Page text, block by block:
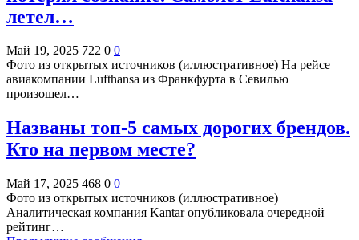
летел…
Май 19, 2025 722 0 0
Фото из открытых источников (иллюстративное) На рейсе
авиакомпании Lufthansa из Франкфурта в Севилью
произошел…
Названы топ-5 самых дорогих брендов.
Кто на первом месте?
Май 17, 2025 468 0 0
Фото из открытых источников (иллюстративное)
Аналитическая компания Kantar опубликовала очередной
рейтинг…